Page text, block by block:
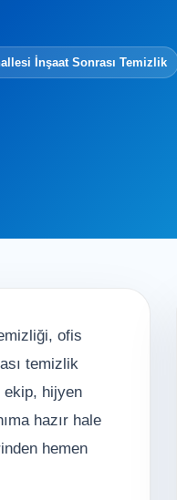
İnşaat Sonrası Temizlik
ofis
temizlik
ekip, hijyen
hazır hale
hemen